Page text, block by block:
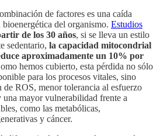
de factores es una caída
del organismo. Estudios
de los 30 años, si se lleva un estilo
sedentario, la capacidad mitocondrial
aproximadamente un 10% por
hemos cubierto, esta pérdida no sólo
para los procesos vitales, sino
ROS, menor tolerancia al esfuerzo
mayor vulnerabilidad frente a
como las metabólicas,
y cáncer.